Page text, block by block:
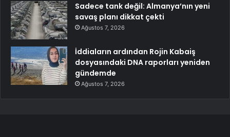
Sadece tank değil: Almanya’nın yeni
savaş planı dikkat çekti
Ağustos 7, 2026
İddiaların ardından Rojin Kabaiş
dosyasındaki DNA raporları yeniden
gündemde
Ağustos 7, 2026